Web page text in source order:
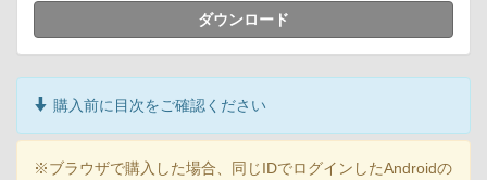
ダウンロード
購入前に目次をご確認ください
※ブラウザで購入した場合、同じIDでログインしたAndroidの